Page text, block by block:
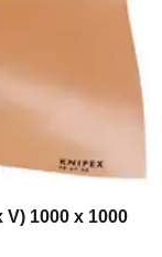
1000 x 1000